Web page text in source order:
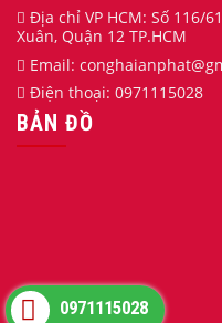
Địa chỉ VP HCM: Số 116/
Xuân, Quận 12 TP.HCM
Email: conghaianphat
Điện thoại: 0971115028
BẢN ĐỒ
0971115028